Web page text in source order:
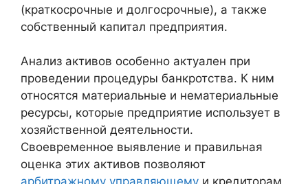
(краткосрочные и долгосрочные), а также
собственный капитал предприятия.
Анализ активов особенно актуален при
проведении процедуры банкротства. К ним
относятся материальные и нематериальные
ресурсы, которые предприятие использует в
хозяйственной деятельности.
Своевременное выявление и правильная
оценка этих активов позволяют